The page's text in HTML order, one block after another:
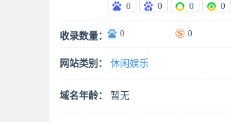
0
0 0 0
收录数量： 0 0
网站类别： 休闲娱乐
域名年龄： 暂无